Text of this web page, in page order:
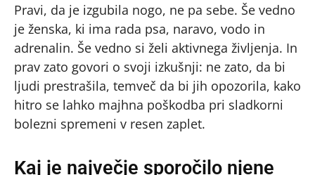
Pravi, da je izgubila nogo, ne pa sebe. Še vedno
je ženska, ki ima rada psa, naravo, vodo in
adrenalin. Še vedno si želi aktivnega življenja. In
prav zato govori o svoji izkušnji: ne zato, da bi
ljudi prestrašila, temveč da bi jih opozorila, kako
hitro se lahko majhna poškodba pri sladkorni
bolezni spremeni v resen zaplet.
Kaj je največje sporočilo njene